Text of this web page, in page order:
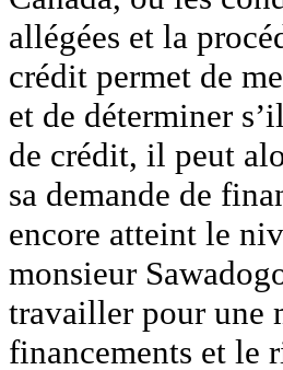
allégées et la
crédit permet de
et de déterminer
de crédit, il peut
sa demande de
encore atteint le
monsieur
travailler pour une
financements et le